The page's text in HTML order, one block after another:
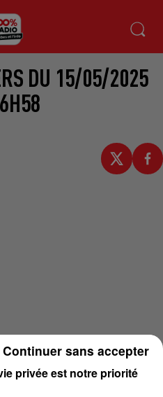
DU 15/05/2025
privée est notre priorité
Continuer sans accepter